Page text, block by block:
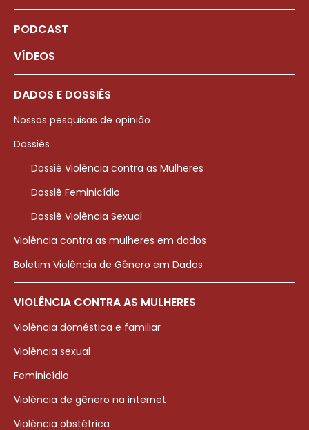
PODCAST
VÍDEOS
DADOS E DOSSIÊS
Nossas pesquisas de opinião
Dossiês
Dossiê Violência contra as Mulheres
Dossiê Feminicídio
Dossiê Violência Sexual
Violência contra as mulheres em dados
Boletim Violência de Gênero em Dados
VIOLÊNCIA CONTRA AS MULHERES
Violência doméstica e familiar
Violência sexual
Feminicídio
Violência de gênero na internet
Violência obstétrica